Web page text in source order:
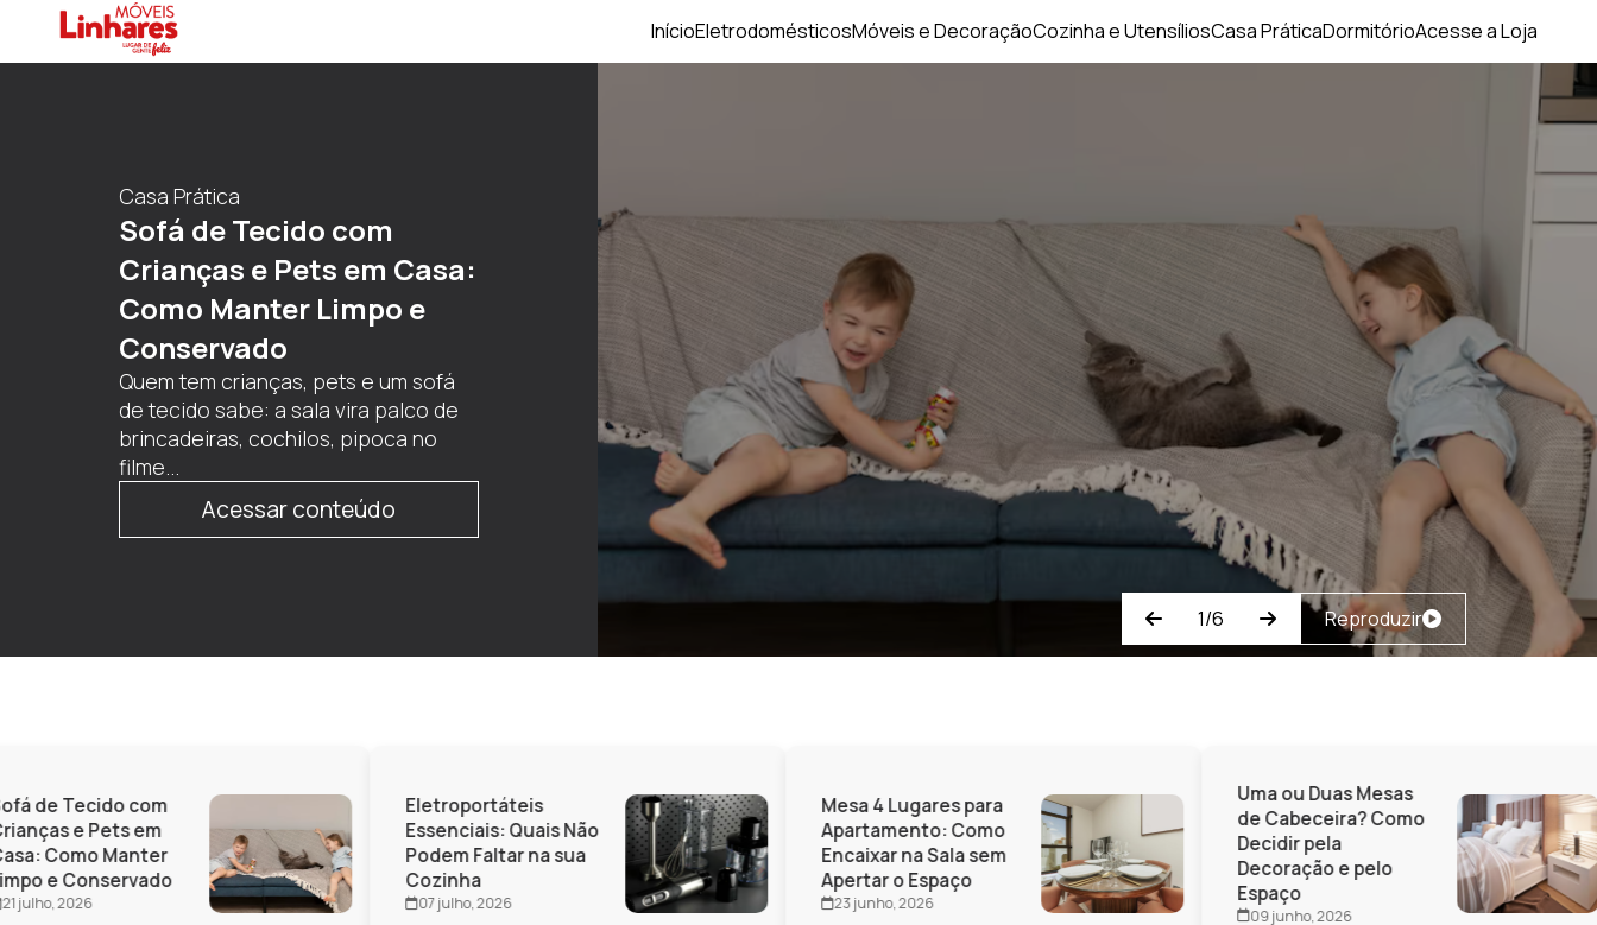
InícioEletrodomésticosMóveis e DecoraçãoCozinha e UtensíliosCasa PráticaDormitórioAcesse a Loja
Cozinha & Utensílios
Eletroportáteis
Essenciais: Quais Não
Podem Faltar na sua
Cozinha
Quando pensamos em praticidade no
dia a dia, é impossível não lembrar
dos eletroportáteis que simplificam
as tarefas na cozinha....
Acessar conteúdo
2/6 Reproduzir
de Tecido com
e Pets em
Como Manter
e Conservado
julho, 2026
Eletroportáteis
Essenciais: Quais Não
Podem Faltar na sua
Cozinha
07 julho, 2026
Mesa 4 Lugares para
Apartamento: Como
Encaixar na Sala sem
Apertar o Espaço
23 junho, 2026
Uma ou Duas Mesas
de Cabeceira? Como
Decidir pela
Decoração e pelo
Espaço
09 junho, 2026